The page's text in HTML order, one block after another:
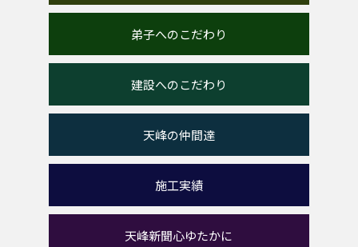
弟子へのこだわり
建設へのこだわり
天峰の仲間達
施工実績
天峰新聞心ゆたかに